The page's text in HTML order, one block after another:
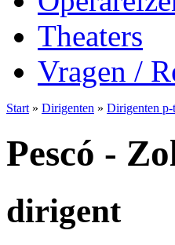
Theaters
Vragen /
Start » Dirigenten » Dirigenten p-t
Pescó -
dirigent